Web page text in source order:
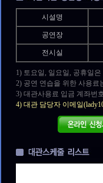
시설명
공연장
전시실
1) 토요일, 일요일, 공휴일
2) 공연 연습을 위한 사용료
3) 대관사용료 입금 계좌번
4) 대관 담당자 이메일